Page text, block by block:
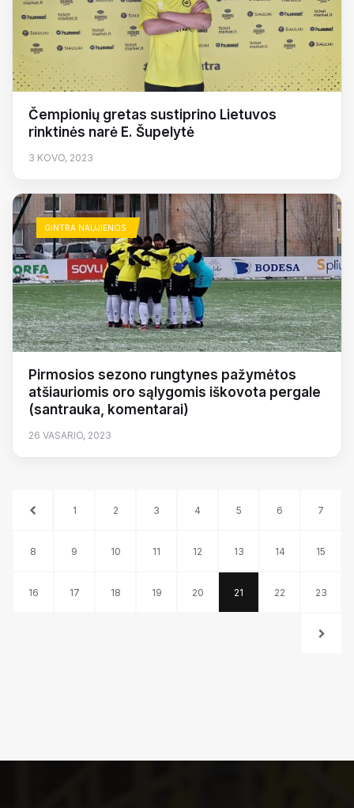
Čempionių gretas sustiprino Lietuvos
rinktinės narė E. Šupelytė
3 KOVO, 2023
GINTRA NAUJIENOS
Pirmosios sezono rungtynes pažymėtos
atšiauriomis oro sąlygomis iškovota pergale
(santrauka, komentarai)
26 VASARIO, 2023
1 2 3 4 5 6 7
8 9 10 11 12 13 14 15
16 17 18 19 20 21 22 23